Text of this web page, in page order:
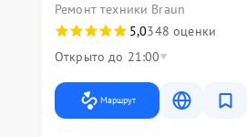
Ремонт техники Braun
5,0348 оценки
Открыто до 21:00
Маршрут